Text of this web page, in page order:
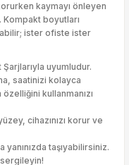
kaymayı önleyen
Kompakt boyutları
ister ofiste ister
uyumludur.
saatinizi kolayca
kullanmanızı
cihazınızı korur ve
taşıyabilirsiniz.